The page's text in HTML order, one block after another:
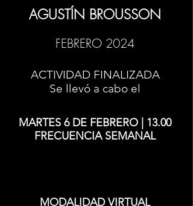
AGUSTÍN BROUSSON
FEBRERO 2024
ACTIVIDAD FINALIZADA
Se llevó a cabo el
MARTES 6 DE FEBRERO | 13.00
FRECUENCIA SEMANAL
MODALIDAD VIRTUAL